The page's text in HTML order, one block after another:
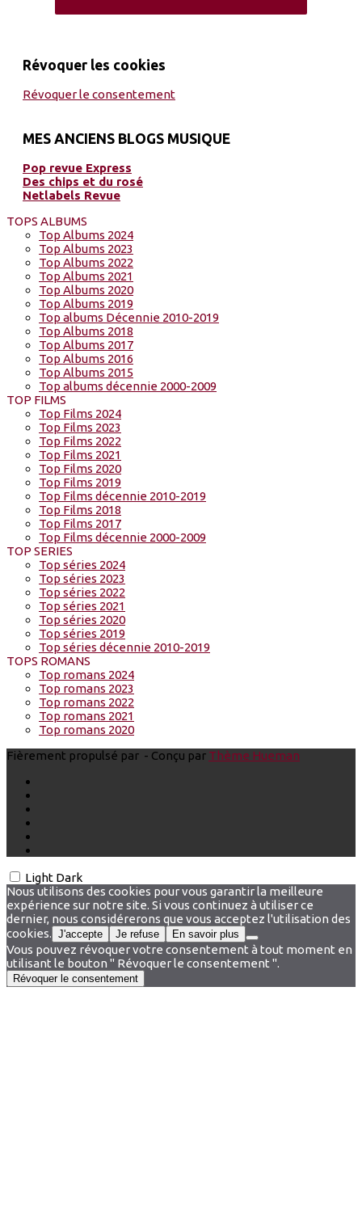
Révoquer les cookies
Révoquer le consentement
MES ANCIENS BLOGS MUSIQUE
Pop revue Express
Des chips et du rosé
Netlabels Revue
TOPS ALBUMS
Top Albums 2024
Top Albums 2023
Top Albums 2022
Top Albums 2021
Top Albums 2020
Top Albums 2019
Top albums Décennie 2010-2019
Top Albums 2018
Top Albums 2017
Top Albums 2016
Top Albums 2015
Top albums décennie 2000-2009
TOP FILMS
Top Films 2024
Top Films 2023
Top Films 2022
Top Films 2021
Top Films 2020
Top Films 2019
Top Films décennie 2010-2019
Top Films 2018
Top Films 2017
Top Films décennie 2000-2009
TOP SERIES
Top séries 2024
Top séries 2023
Top séries 2022
Top séries 2021
Top séries 2020
Top séries 2019
Top séries décennie 2010-2019
TOPS ROMANS
Top romans 2024
Top romans 2023
Top romans 2022
Top romans 2021
Top romans 2020
Fièrement propulsé par - Conçu par Thème Hueman
Light Dark
Nous utilisons des cookies pour vous garantir la meilleure
expérience sur notre site. Si vous continuez à utiliser ce
dernier, nous considérerons que vous acceptez l'utilisation des
cookies. J'accepte Je refuse En savoir plus
Vous pouvez révoquer votre consentement à tout moment en
utilisant le bouton " Révoquer le consentement ".
Révoquer le consentement